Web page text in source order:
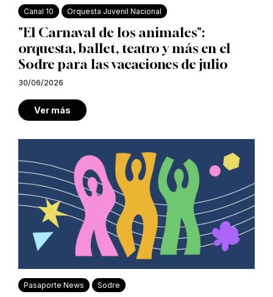
Canal 10 Orquesta Juvenil Nacional
"El Carnaval de los animales":
orquesta, ballet, teatro y más en el
Sodre para las vacaciones de julio
30/06/2026
Ver más
Pasaporte News Sodre